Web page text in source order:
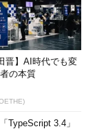
晋】AI時代でも変
の本質
TypeScript 3.4」